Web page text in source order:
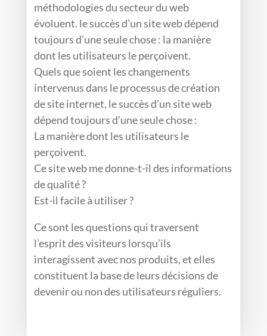
méthodologies du secteur du web
évoluent. le succès d’un site web dépend
toujours d’une seule chose : la manière
dont les utilisateurs le perçoivent.
Quels que soient les changements
intervenus dans le processus de création
de site internet, le succès d’un site web
dépend toujours d’une seule chose :
La manière dont les utilisateurs le
perçoivent.
Ce site web me donne-t-il des informations
de qualité ?
Est-il facile à utiliser ?
Ce sont les questions qui traversent
l’esprit des visiteurs lorsqu’ils
interagissent avec nos produits, et elles
constituent la base de leurs décisions de
devenir ou non des utilisateurs réguliers.